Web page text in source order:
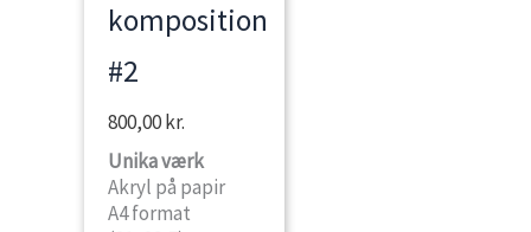
komposition
#2
800,00kr.
Unika værk
Akryl på papir
A4 format